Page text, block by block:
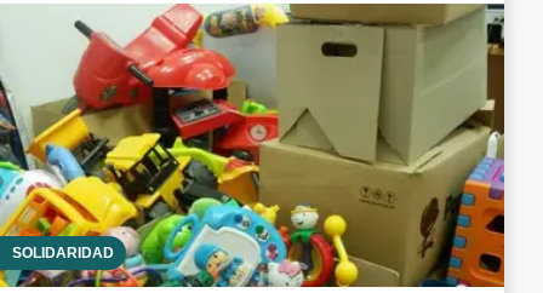
SOLIDARIDAD